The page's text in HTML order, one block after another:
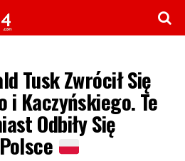
Tusk Zwrócił Się
i Kaczyńskiego. Te
Odbiły Się